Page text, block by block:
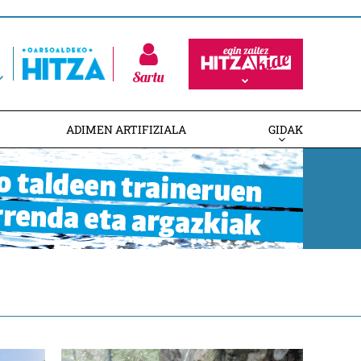
Sartu
ADIMEN ARTIFIZIALA GIDAK